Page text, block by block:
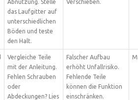
Abnutzung. Stelle
das Laufgitter auf
unterschiedlichen
Böden und teste
den Halt.
Verschieben.
Vergleiche Teile
mit der Anleitung.
Fehlen Schrauben
oder
Abdeckungen? Lies
Falscher Aufbau
erhöht Unfallrisiko.
Fehlende Teile
können die Funktion
einschränken.